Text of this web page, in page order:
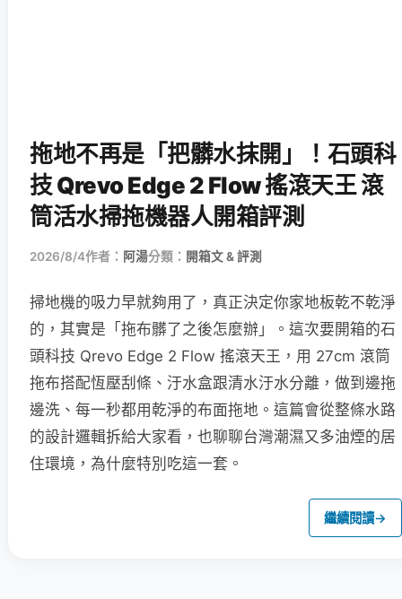
拖地不再是「把髒水抹開」！石頭科
技 Qrevo Edge 2 Flow 搖滾天王 滾
筒活水掃拖機器人開箱評測
2026/8/4作者： 阿湯分類： 開箱文 & 評測
掃地機的吸力早就夠用了，真正決定你家地板乾不乾淨
的，其實是「拖布髒了之後怎麼辦」。這次要開箱的石
頭科技 Qrevo Edge 2 Flow 搖滾天王，用 27cm 滾筒
拖布搭配恆壓刮條、汙水盒跟清水汙水分離，做到邊拖
邊洗、每一秒都用乾淨的布面拖地。這篇會從整條水路
的設計邏輯拆給大家看，也聊聊台灣潮濕又多油煙的居
住環境，為什麼特別吃這一套。
繼續閱讀→